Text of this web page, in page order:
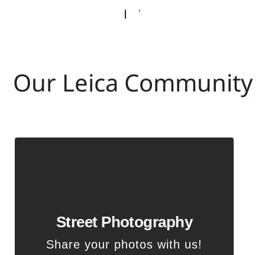
Our Leica Community